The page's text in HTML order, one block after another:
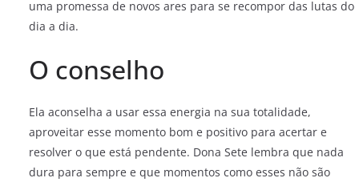
uma promessa de novos ares para se recompor das lutas do
dia a dia.
O conselho
Ela aconselha a usar essa energia na sua totalidade,
aproveitar esse momento bom e positivo para acertar e
resolver o que está pendente. Dona Sete lembra que nada
dura para sempre e que momentos como esses não são